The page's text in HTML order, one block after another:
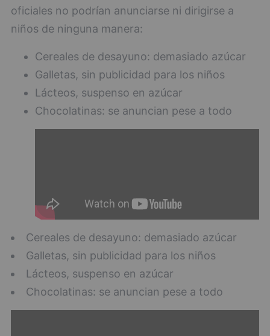
oficiales no podrían anunciarse ni dirigirse a
niños de ninguna manera:
Cereales de desayuno: demasiado azúcar
Galletas, sin publicidad para los niños
Lácteos, suspenso en azúcar
Chocolatinas: se anuncian pese a todo
Cereales de desayuno: demasiado azúcar
Galletas, sin publicidad para los niños
Lácteos, suspenso en azúcar
Chocolatinas: se anuncian pese a todo